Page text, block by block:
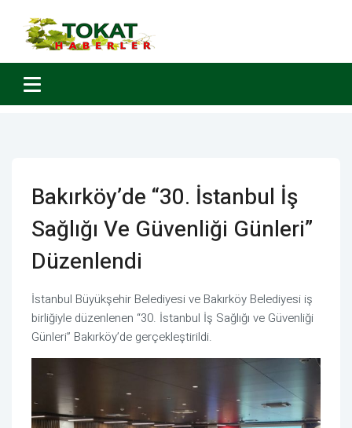
Bakırköy’de “30. İstanbul İş
Sağlığı Ve Güvenliği Günleri”
Düzenlendi
İstanbul Büyükşehir Belediyesi ve Bakırköy Belediyesi iş
birliğiyle düzenlenen “30. İstanbul İş Sağlığı ve Güvenliği
Günleri” Bakırköy’de gerçekleştirildi.